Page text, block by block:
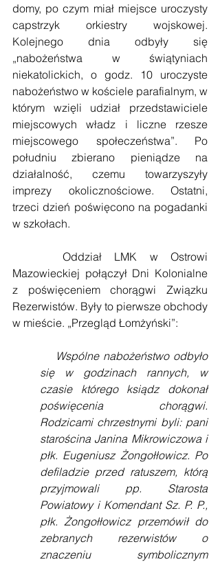
domy, po czym miał miejsce uroczysty
capstrzyk orkiestry wojskowej.
Kolejnego dnia odbyły się
„nabożeństwa w świątyniach
niekatolickich, o godz. 10 uroczyste
nabożeństwo w kościele parafialnym, w
którym wzięli udział przedstawiciele
miejscowych władz i liczne rzesze
miejscowego społeczeństwa”. Po
południu zbierano pieniądze na
działalność, czemu towarzyszyły
imprezy okolicznościowe. Ostatni,
trzeci dzień poświęcono na pogadanki
w szkołach.
    Oddział LMK w Ostrowi
Mazowieckiej połączył Dni Kolonialne
z poświęceniem chorągwi Związku
Rezerwistów. Były to pierwsze obchody
w mieście. „Przegląd Łomżyński”:
się w godzinach rannych, w
czasie którego ksiądz dokonał
poświęcenia chorągwi.
Rodzicami chrzestnymi byli: pani
starościna Janina Mikrowiczowa i
płk. Eugeniusz Żongołłowicz. Po
defiladzie przed ratuszem, którą
przyjmowali pp. Starosta
Powiatowy i Komendant Sz. P. P.,
płk. Żongołłowicz przemówił do
zebranych rezerwistów o
znaczeniu symbolicznym